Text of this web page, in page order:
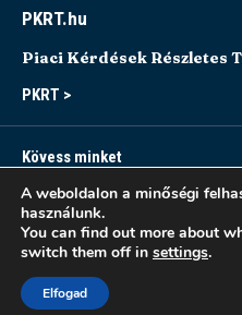
PKRT.hu
Piaci Kérdések Részletes
PKRT >
Kövess minket
SitemapAccessibility
A weboldalon a minőségi
használunk.
You can find out more about
switch them off in settings.
Elfogad